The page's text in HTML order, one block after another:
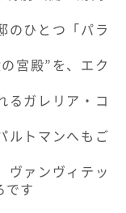
のひとつ「パラ
宮殿”を、エク
るガレリア・コ
ルトマンへもご
ヴァンヴィテッ
です